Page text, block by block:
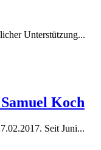
Unterstützung...
Koch
Seit Juni...